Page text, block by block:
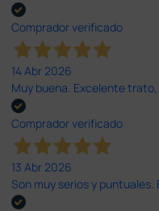
Comprador verificado
14 Abr 2026
Muy buena. Excelente
Comprador verificado
13 Abr 2026
Son muy serios y puntuales.